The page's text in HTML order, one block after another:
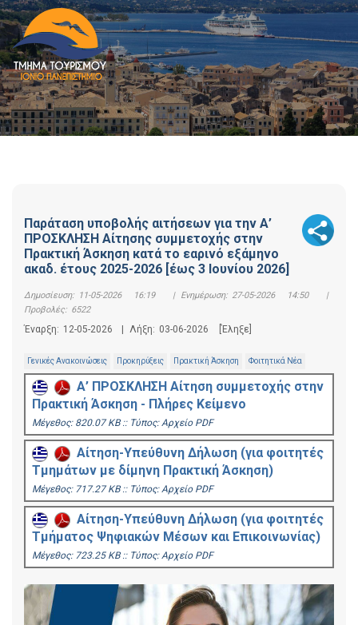
Παράταση υποβολής αιτήσεων για την Α’
ΠΡΟΣΚΛΗΣΗ Αίτησης συμμετοχής στην
Πρακτική Άσκηση κατά το εαρινό εξάμηνο
ακαδ. έτους 2025-2026 [έως 3 Ιουνίου 2026]
Δημοσίευση: 11-05-2026 16:19 | Ενημέρωση: 27-05-2026 14:50
|
Προβολές: 6522
Έναρξη: 12-05-2026 Λήξη: 03-06-2026 [Έληξε]
Γενικές Ανακοινώσεις Προκηρύξεις Πρακτική Άσκηση Φοιτητικά Νέα
Α’ ΠΡΟΣΚΛΗΣΗ Αίτηση συμμετοχής στην
Πρακτική Άσκηση - Πλήρες Κείμενο
Mέγεθος: 820.07 KB :: Τύπος: Αρχείο PDF
Αίτηση-Υπεύθυνη Δήλωση (για φοιτητές
Τμημάτων με δίμηνη Πρακτική Άσκηση)
Mέγεθος: 717.27 KB :: Τύπος: Αρχείο PDF
Αίτηση-Υπεύθυνη Δήλωση (για φοιτητές
Τμήματος Ψηφιακών Μέσων και Επικοινωνίας)
Mέγεθος: 723.25 KB :: Τύπος: Αρχείο PDF